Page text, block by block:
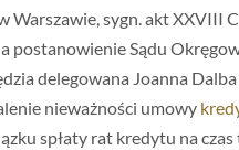
sygn. akt XXVIII
postanowienie Sądu
delegowana Joanna
nieważności umowy
spłaty rat kredytu na czas